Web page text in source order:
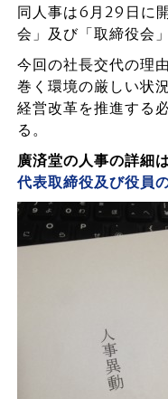
同人事は6月29日に
会」及び「取締役会
今回の社長交代の理
巻く環境の厳しい状
経営改革を推進する
る。
廣済堂の人事の詳細
代表取締役及び役員